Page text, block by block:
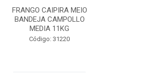
FRANGO CAIPIRA MEIO
BANDEJA CAMPOLLO
MEDIA 11KG
Código: 31220